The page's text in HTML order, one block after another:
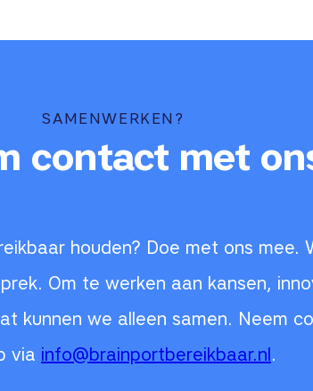
SAMENWERKEN?
contact met
houden? Doe met ons mee.
Om te werken aan kansen,
kunnen we alleen samen. Neem
via info@brainportbereikbaar.nl.